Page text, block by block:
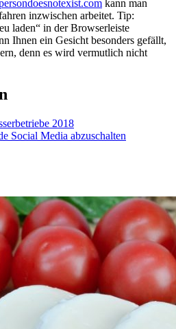
kann man
inzwischen arbeitet. Tip:
laden“ in der Browserleiste
Ihnen ein Gesicht besonders gefällt,
denn es wird vermutlich nicht
2018
Social Media abzuschalten